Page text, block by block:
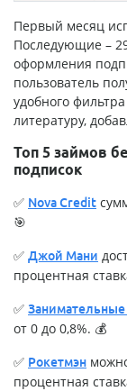
Первый месяц
Последующие –
оформления
пользователь
удобного
литературу,
Топ 5 займов
подписок
✅ Nova Credit
🎯
✅ Джой Мани
процентная
✅
от 0 до 0,8%. 💰
✅ Рокетмэн
процентная